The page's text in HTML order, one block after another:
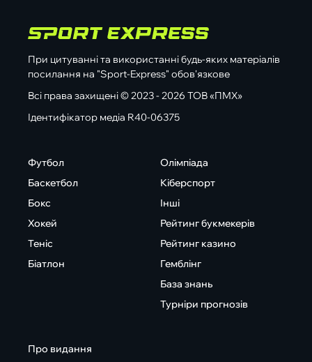
При цитуванні та використанні будь-яких матеріалів
посилання на "Sport-Express" обов'язкове
Всі права захищені © 2023 - 2026 ТОВ «ПМХ»
Ідентифікатор медіа R40-06375
Футбол
Баскетбол
Бокс
Хокей
Теніс
Біатлон
Олімпіада
Кіберспорт
Інші
Рейтинг букмекерів
Рейтинг казино
Гемблінг
База знань
Турніри прогнозів
Про видання